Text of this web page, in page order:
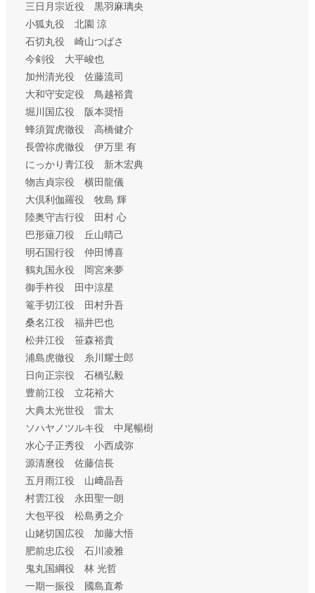
三日月宗近役 黒羽麻璃央
小狐丸役 北園 涼
石切丸役 崎山つばさ
今剣役 大平峻也
加州清光役 佐藤流司
大和守安定役 鳥越裕貴
堀川国広役 阪本奨悟
蜂須賀虎徹役 高橋健介
長曽祢虎徹役 伊万里 有
にっかり青江役 新木宏典
物吉貞宗役 横田龍儀
大倶利伽羅役 牧島 輝
陸奥守吉行役 田村 心
巴形薙刀役 丘山晴己
明石国行役 仲田博喜
鶴丸国永役 岡宮来夢
御手杵役 田中涼星
篭手切江役 田村升吾
桑名江役 福井巴也
松井江役 笹森裕貴
浦島虎徹役 糸川耀士郎
日向正宗役 石橋弘毅
豊前江役 立花裕大
大典太光世役 雷太
ソハヤノツルキ役 中尾暢樹
水心子正秀役 小西成弥
源清麿役 佐藤信長
五月雨江役 山﨑晶吾
村雲江役 永田聖一朗
大包平役 松島勇之介
山姥切国広役 加藤大悟
肥前忠広役 石川凌雅
鬼丸国綱役 林 光哲
一期一振役 國島直希